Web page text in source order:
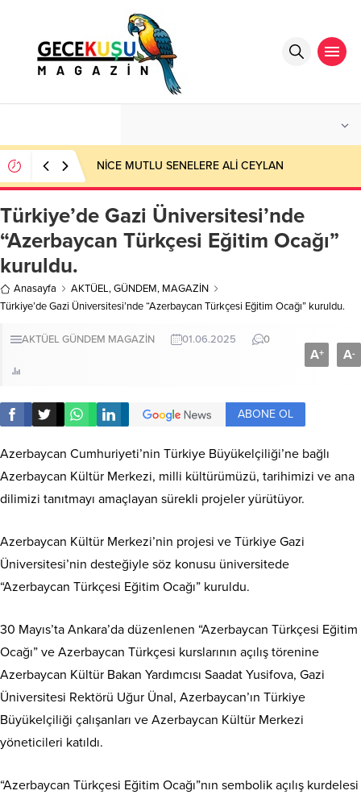
NİCE MUTLU SENELERE ALİ CEYLAN
Türkiye’de Gazi Üniversitesi’nde
“Azerbaycan Türkçesi Eğitim Ocağı”
kuruldu.
Anasayfa AKTÜEL,GÜNDEM, MAGAZİN
Türkiye’de Gazi Üniversitesi’nde “Azerbaycan Türkçesi Eğitim Ocağı” kuruldu.
AKTÜEL GÜNDEM MAGAZİN 01.06.2025 0
A+ A-
ABONE OL
Azerbaycan Cumhuriyeti’nin Türkiye Büyükelçiliği’ne bağlı
Azerbaycan Kültür Merkezi, milli kültürümüzü, tarihimizi ve ana
dilimizi tanıtmayı amaçlayan sürekli projeler yürütüyor.
Azerbaycan Kültür Merkezi’nin projesi ve Türkiye Gazi
Üniversitesi’nin desteğiyle söz konusu üniversitede
“Azerbaycan Türkçesi Eğitim Ocağı” kuruldu.
30 Mayıs’ta Ankara’da düzenlenen “Azerbaycan Türkçesi Eğitim
Ocağı” ve Azerbaycan Türkçesi kurslarının açılış törenine
Azerbaycan Kültür Bakan Yardımcısı Saadat Yusifova, Gazi
Üniversitesi Rektörü Uğur Ünal, Azerbaycan’ın Türkiye
Büyükelçiliği çalışanları ve Azerbaycan Kültür Merkezi
yöneticileri katıldı.
“Azerbaycan Türkçesi Eğitim Ocağı”nın sembolik açılış kurdelesi